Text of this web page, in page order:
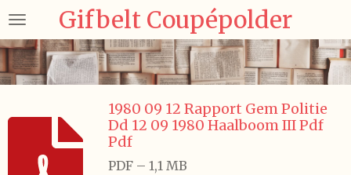
Ga
naar
de
Gifbelt Coupépolder
1980 09 12 Rapport Gem Politie
Dd 12 09 1980 Haalboom III Pdf
Pdf
PDF – 1,1 MB